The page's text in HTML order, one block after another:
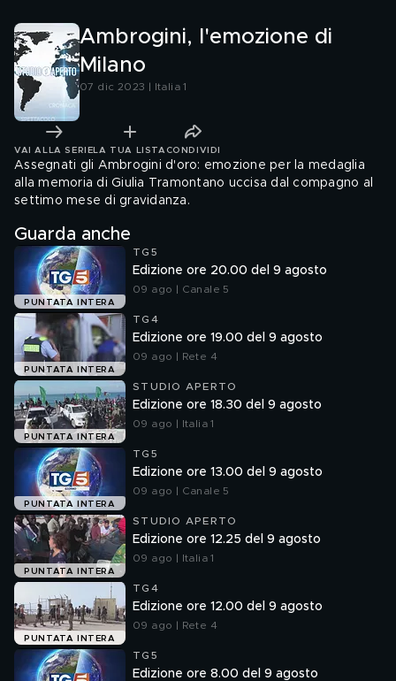
Ambrogini, l'emozione di
Milano
07 dic 2023 | Italia 1
VAI ALLA SERIE LA TUA LISTA CONDIVIDI
Assegnati gli Ambrogini d'oro: emozione per la medaglia
alla memoria di Giulia Tramontano uccisa dal compagno al
settimo mese di gravidanza.
Guarda anche
PUNTATA INTERA
TG5
Edizione ore 20.00 del 9 agosto
09 ago | Canale 5
PUNTATA INTERA
TG4
Edizione ore 19.00 del 9 agosto
09 ago | Rete 4
PUNTATA INTERA
STUDIO APERTO
Edizione ore 18.30 del 9 agosto
09 ago | Italia 1
PUNTATA INTERA
TG5
Edizione ore 13.00 del 9 agosto
09 ago | Canale 5
PUNTATA INTERA
STUDIO APERTO
Edizione ore 12.25 del 9 agosto
09 ago | Italia 1
PUNTATA INTERA
TG4
Edizione ore 12.00 del 9 agosto
09 ago | Rete 4
TG5
Edizione ore 8.00 del 9 agosto